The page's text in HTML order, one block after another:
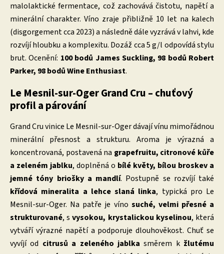
malolaktické fermentace, což zachovává čistotu, napětí a
minerální charakter. Víno zraje přibližně 10 let na kalech
(disgorgement cca 2023) a následně dále vyzrává v lahvi, kde
rozvíjí hloubku a komplexitu. Dozáž cca 5 g/l odpovídá stylu
brut. Ocenění: 100 bodů James Suckling, 98 bodů Robert
Parker, 98 bodů Wine Enthusiast.
Le Mesnil-sur-Oger Grand Cru – chuťový
profil a párování
Grand Cru vinice Le Mesnil-sur-Oger dávají vínu mimořádnou
minerální přesnost a strukturu. Aroma je výrazná a
koncentrovaná, postavená na grapefruitu, citronové kůře
a zeleném jablku, doplněná o bílé květy, bílou broskev a
jemné tóny briošky a mandlí. Postupně se rozvíjí také
křídová mineralita a lehce slaná linka, typická pro Le
Mesnil-sur-Oger. Na patře je víno suché, velmi přesné a
strukturované, svysokou, krystalickou kyselinou, která
vytváří výrazné napětí a podporuje dlouhověkost. Chuť se
vyvíjí od citrusů a zeleného jablka směrem k žlutému